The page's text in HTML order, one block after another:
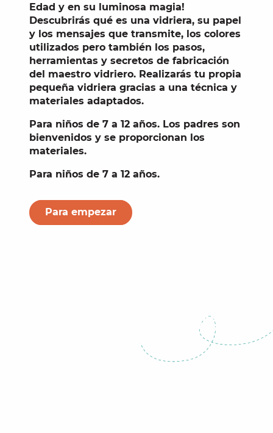
Edad y en su luminosa magia!
Descubrirás qué es una vidriera, su papel
y los mensajes que transmite, los colores
utilizados pero también los pasos,
herramientas y secretos de fabricación
del maestro vidriero. Realizarás tu propia
pequeña vidriera gracias a una técnica y
materiales adaptados.
Para niños de 7 a 12 años. Los padres son
bienvenidos y se proporcionan los
materiales.
Para niños de 7 a 12 años.
Para empezar